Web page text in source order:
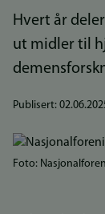
Hvert år
ut midler til
Publisert:
Bilde
Foto: